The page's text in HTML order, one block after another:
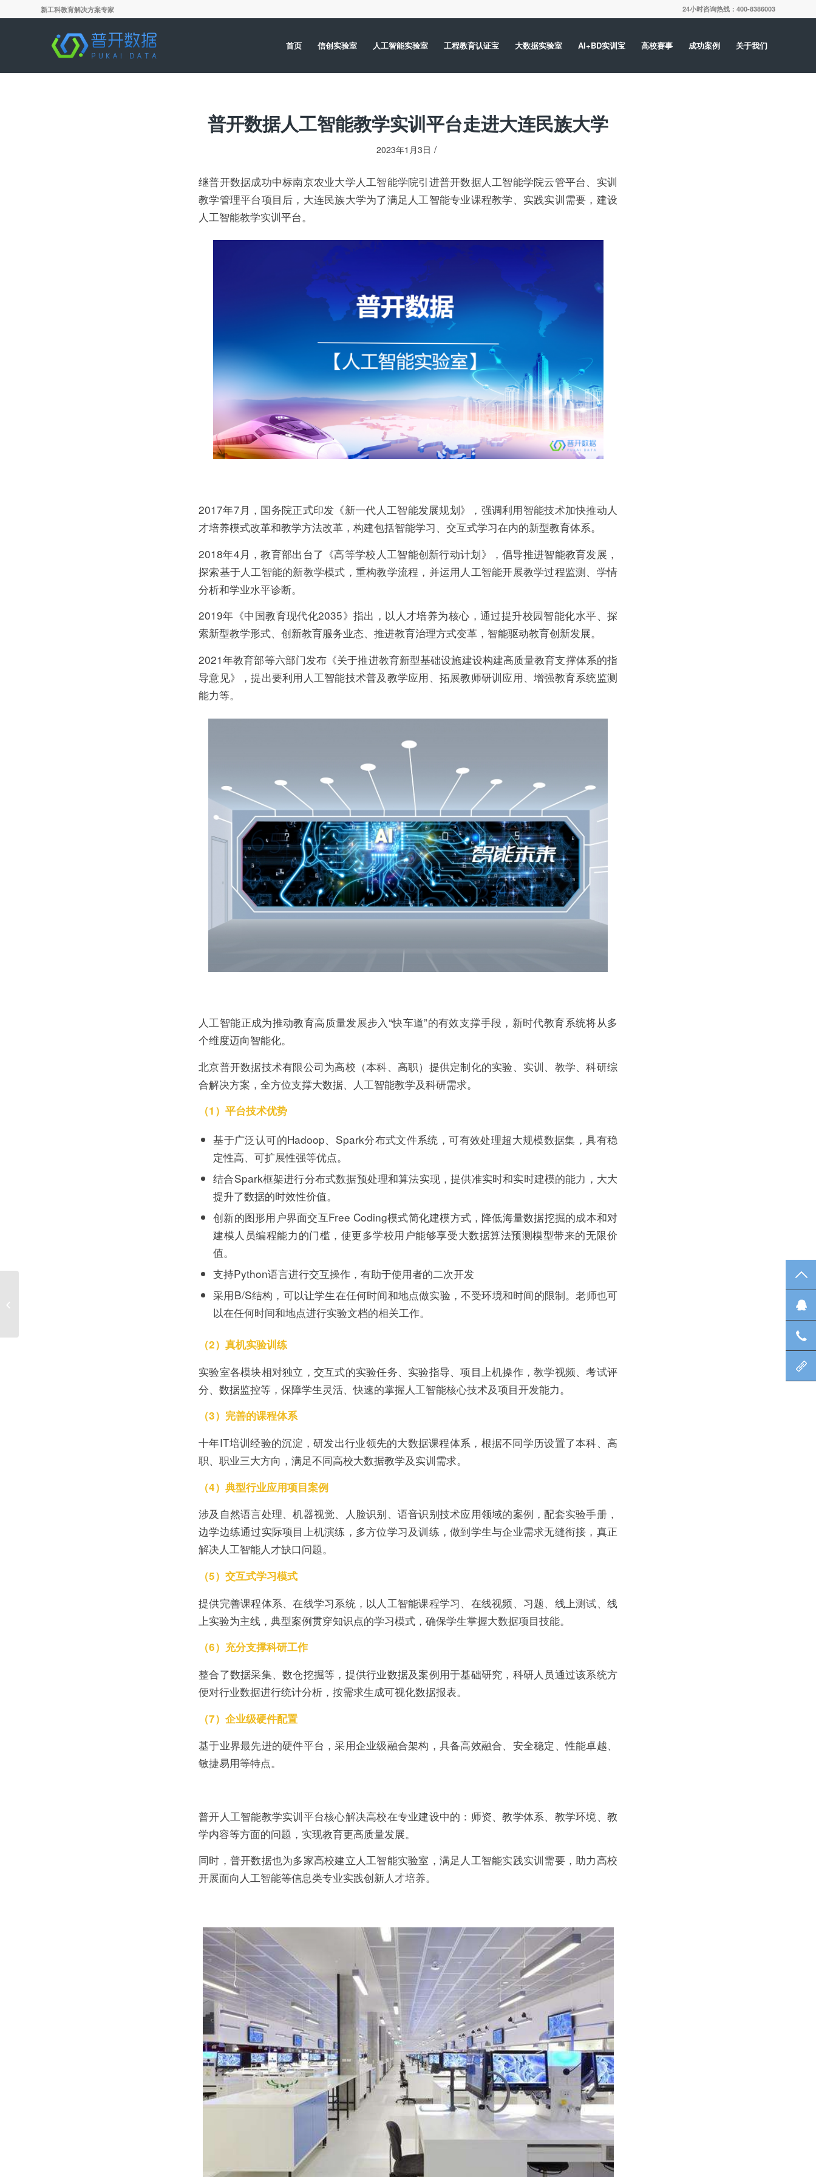
新工科教育解决方案专家 24小时咨询热线：400-8386003
首页 信创实验室 人工智能实验室 工程教育认证宝 大数据实验室 AI+BD实训宝 高校赛事 成功案例 关于我们
普开数据人工智能教学实训平台走进大连民族大学
2023年1月3日 /
继普开数据成功中标南京农业大学人工智能学院引进普开数据人工智能学院云管平台、实训
教学管理平台项目后，大连民族大学为了满足人工智能专业课程教学、实践实训需要，建设
人工智能教学实训平台。
2017年7月，国务院正式印发《新一代人工智能发展规划》，强调利用智能技术加快推动人
才培养模式改革和教学方法改革，构建包括智能学习、交互式学习在内的新型教育体系。
2018年4月，教育部出台了《高等学校人工智能创新行动计划》，倡导推进智能教育发展，
探索基于人工智能的新教学模式，重构教学流程，并运用人工智能开展教学过程监测、学情
分析和学业水平诊断。
2019年《中国教育现代化2035》指出，以人才培养为核心，通过提升校园智能化水平、探
索新型教学形式、创新教育服务业态、推进教育治理方式变革，智能驱动教育创新发展。
2021年教育部等六部门发布《关于推进教育新型基础设施建设构建高质量教育支撑体系的指
导意见》，提出要利用人工智能技术普及教学应用、拓展教师研训应用、增强教育系统监测
能力等。
人工智能正成为推动教育高质量发展步入“快车道”的有效支撑手段，新时代教育系统将从多
个维度迈向智能化。
北京普开数据技术有限公司为高校（本科、高职）提供定制化的实验、实训、教学、科研综
合解决方案，全方位支撑大数据、人工智能教学及科研需求。
（1） 平台技术优势
基于广泛认可的Hadoop、Spark分布式文件系统，可有效处理超大规模数据集，具有稳
定性高、可扩展性强等优点。
结合Spark框架进行分布式数据预处理和算法实现，提供准实时和实时建模的能力，大大
提升了数据的时效性价值。
创新的图形用户界面交互Free Coding模式简化建模方式，降低海量数据挖掘的成本和对
建模人员编程能力的门槛，使更多学校用户能够享受大数据算法预测模型带来的无限价
值。
支持Python语言进行交互操作，有助于使用者的二次开发
采用B/S结构，可以让学生在任何时间和地点做实验，不受环境和时间的限制。老师也可
以在任何时间和地点进行实验文档的相关工作。
（2）真机实验训练
实验室各模块相对独立，交互式的实验任务、实验指导、项目上机操作，教学视频、考试评
分、数据监控等，保障学生灵活、快速的掌握人工智能核心技术及项目开发能力。
（3）完善的课程体系
十年IT培训经验的沉淀，研发出行业领先的大数据课程体系，根据不同学历设置了本科、高
职、职业三大方向，满足不同高校大数据教学及实训需求。
（4）典型行业应用项目案例
涉及自然语言处理、机器视觉、人脸识别、语音识别技术应用领域的案例，配套实验手册，
边学边练通过实际项目上机演练，多方位学习及训练，做到学生与企业需求无缝衔接，真正
解决人工智能人才缺口问题。
（5）交互式学习模式
提供完善课程体系、在线学习系统，以人工智能课程学习、在线视频、习题、线上测试、线
上实验为主线，典型案例贯穿知识点的学习模式，确保学生掌握大数据项目技能。
（6）充分支撑科研工作
整合了数据采集、数仓挖掘等，提供行业数据及案例用于基础研究，科研人员通过该系统方
便对行业数据进行统计分析，按需求生成可视化数据报表。
（7）企业级硬件配置
基于业界最先进的硬件平台，采用企业级融合架构，具备高效融合、安全稳定、性能卓越、
敏捷易用等特点。
普开人工智能教学实训平台核心解决高校在专业建设中的：师资、教学体系、教学环境、教
学内容等方面的问题，实现教育更高质量发展。
同时，普开数据也为多家高校建立人工智能实验室，满足人工智能实践实训需要，助力高校
开展面向人工智能等信息类专业实践创新人才培养。
在
咨
北